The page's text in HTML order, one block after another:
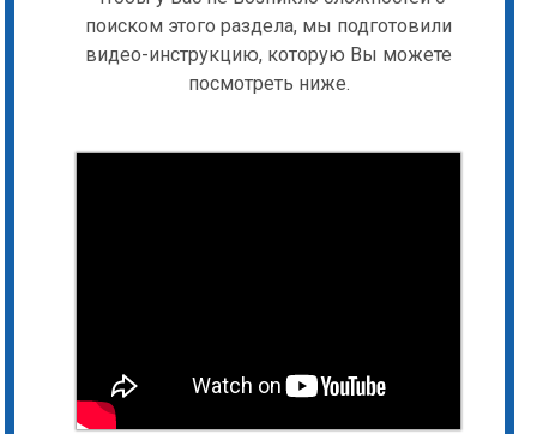
поиском этого раздела, мы подготовили
видео-инструкцию, которую Вы можете
посмотреть ниже.